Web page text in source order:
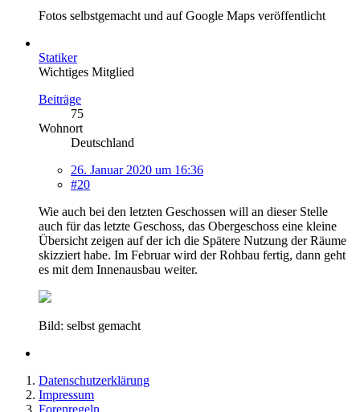
Fotos selbstgemacht und auf Google Maps veröffentlicht
Statiker
Wichtiges Mitglied
Beiträge
75
Wohnort
Deutschland
26. Januar 2020 um 16:36
#20
Wie auch bei den letzten Geschossen will an dieser Stelle
auch für das letzte Geschoss, das Obergeschoss eine kleine
Übersicht zeigen auf der ich die Spätere Nutzung der Räume
skizziert habe. Im Februar wird der Rohbau fertig, dann geht
es mit dem Innenausbau weiter.
Bild: selbst gemacht
Datenschutzerklärung
Impressum
Forenregeln